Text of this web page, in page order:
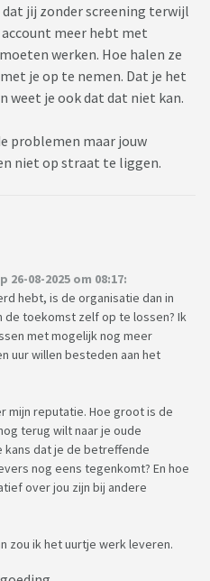
jij zonder screening terwijl
meer hebt met
werken. Hoe halen ze
je op te nemen. Dat je het
weet je ook dat dat niet kan.
problemen maar jouw
niet op straat te liggen.
08-2025 om 08:17:
hebt, is de organisatie dan in
toekomst zelf op te lossen? Ik
met mogelijk nog meer
uur willen besteden aan het
mijn reputatie. Hoe groot is de
terug wilt naar je oude
dat je de betreffende
nog eens tegenkomt? En hoe
over jou zijn bij andere
zou ik het uurtje werk leveren.